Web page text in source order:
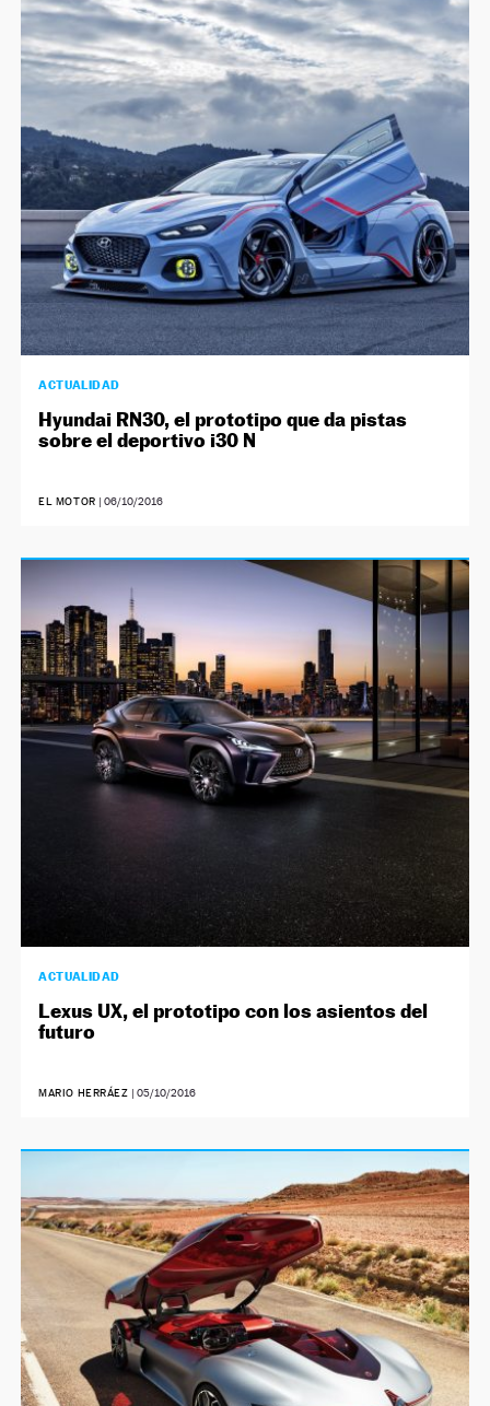
ACTUALIDAD
Hyundai RN30, el prototipo que da pistas
sobre el deportivo i30 N
EL MOTOR | 06/10/2016
ACTUALIDAD
Lexus UX, el prototipo con los asientos del
futuro
MARIO HERRÁEZ | 05/10/2016